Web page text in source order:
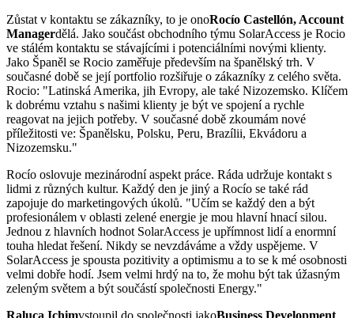
Zůstat v kontaktu se zákazníky, to je onoRocío Castellón, Account
Managerdělá. Jako součást obchodního týmu SolarAccess je Rocio
ve stálém kontaktu se stávajícími i potenciálními novými klienty.
Jako Španěl se Rocio zaměřuje především na španělský trh. V
současné době se její portfolio rozšiřuje o zákazníky z celého světa.
Rocio: "Latinská Amerika, jih Evropy, ale také Nizozemsko. Klíčem
k dobrému vztahu s našimi klienty je být ve spojení a rychle
reagovat na jejich potřeby. V současné době zkoumám nové
příležitosti ve: Španělsku, Polsku, Peru, Brazílii, Ekvádoru a
Nizozemsku."
Rocío oslovuje mezinárodní aspekt práce. Ráda udržuje kontakt s
lidmi z různých kultur. Každý den je jiný a Rocío se také rád
zapojuje do marketingových úkolů. "Učím se každý den a být
profesionálem v oblasti zelené energie je mou hlavní hnací silou.
Jednou z hlavních hodnot SolarAccess je upřímnost lidí a enormní
touha hledat řešení. Nikdy se nevzdáváme a vždy uspějeme. V
SolarAccess je spousta pozitivity a optimismu a to se k mé osobnosti
velmi dobře hodí. Jsem velmi hrdý na to, že mohu být tak úžasným
zeleným světem a být součástí společnosti Energy."
Raluca Ichimvstoupil do společnosti jakoBusiness Development